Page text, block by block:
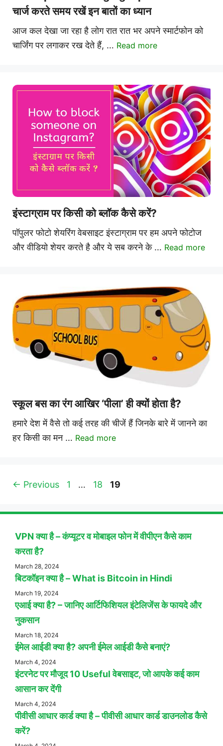
चार्ज करते समय रखें इन बातों का ध्यान
आज कल देखा जा रहा है लोग रात रात भर अपने स्मार्टफोन को
चार्जिंग पर लगाकर रख देते हैं, … Read more
इंस्टाग्राम पर किसी को ब्लॉक कैसे करें?
पॉपुलर फोटो शेयरिंग वेबसाइट इंस्टाग्राम पर हम अपने फोटोज
और वीडियो शेयर करते है और ये सब करने के … Read more
स्कूल बस का रंग आखिर ‘पीला’ ही क्यों होता है?
हमारे देश में वैसे तो कई तरह की चीजें हैं जिनके बारे में जानने का
हर किसी का मन … Read more
← Previous Page
1 … Page
18 Page
19
VPN क्या है – कंप्यूटर व मोबाइल फोन में वीपीएन कैसे काम
करता है?
March 28, 2024
बिटकॉइन क्या है – What is Bitcoin in Hindi
March 19, 2024
एआई क्या है? – जानिए आर्टिफिशियल इंटेलिजेंस के फायदे और
नुकसान
March 18, 2024
ईमेल आईडी क्या है? अपनी ईमेल आईडी कैसे बनाएं?
March 4, 2024
इंटरनेट पर मौजूद 10 Useful वेबसाइट, जो आपके कई काम
आसान कर देंगी
March 4, 2024
पीवीसी आधार कार्ड क्या है – पीवीसी आधार कार्ड डाउनलोड कैसे
करें?